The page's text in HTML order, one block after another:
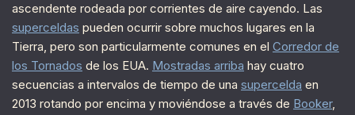
ascendente rodeada por corrientes de aire cayendo. Las
superceldas pueden ocurrir sobre muchos lugares en la
Tierra, pero son particularmente comunes en el Corredor de
los Tornados de los EUA. Mostradas arriba hay cuatro
secuencias a intervalos de tiempo de una supercelda en
2013 rotando por encima y moviéndose a través de Booker,